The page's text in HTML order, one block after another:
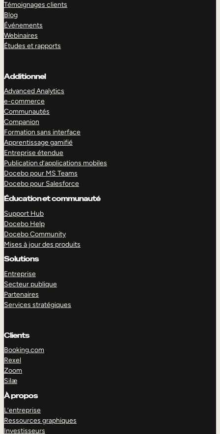
Témoignages clients
Blog
Événements
Webinaires
Études et rapports
Additionnel
Advanced Analytics
e-commerce
Communautés
Companion
Formation sans interface
Apprentissage gamifié
Entreprise étendue
Publication d’applications mobiles
Docebo pour MS Teams
Docebo pour Salesforce
Éducation et communauté
Support Hub
Docebo Help
Docebo Community
Mises à jour des produits
Solutions
Entreprise
Secteur publique
Partenaires
Services stratégiques
Clients
Booking.com
Rexel
Zoom
Silæ
À propos
L’entreprise
Ressources graphiques
Investisseurs